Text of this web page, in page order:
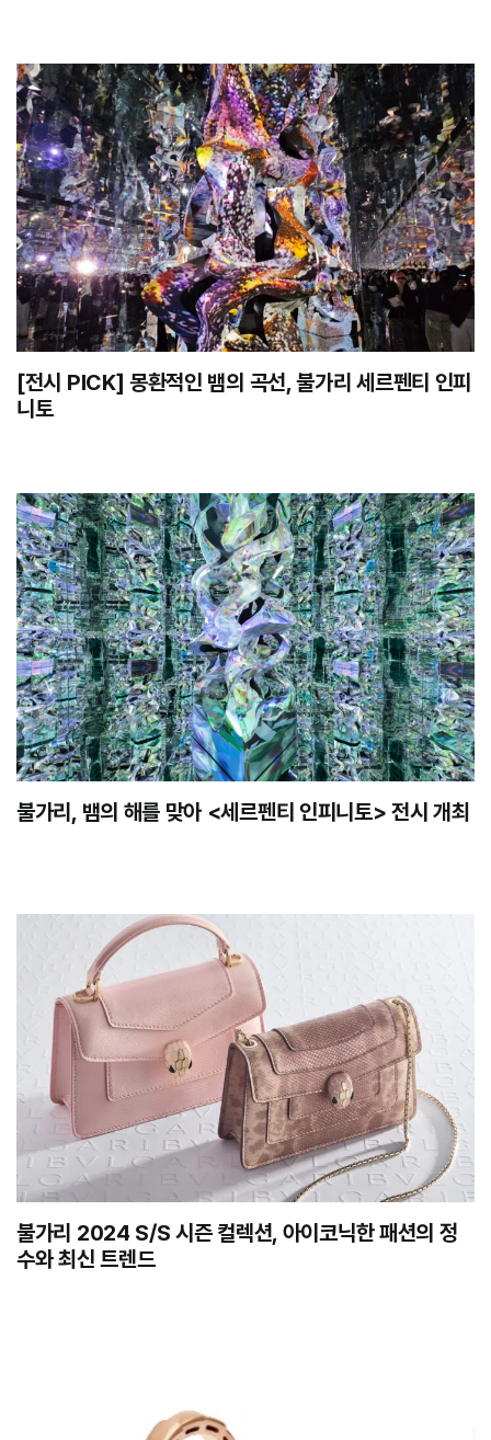
[전시 PICK] 몽환적인 뱀의 곡선, 불가리 세르펜티 인피
니토
불가리, 뱀의 해를 맞아 <세르펜티 인피니토> 전시 개최
불가리 2024 S/S 시즌 컬렉션, 아이코닉한 패션의 정
수와 최신 트렌드